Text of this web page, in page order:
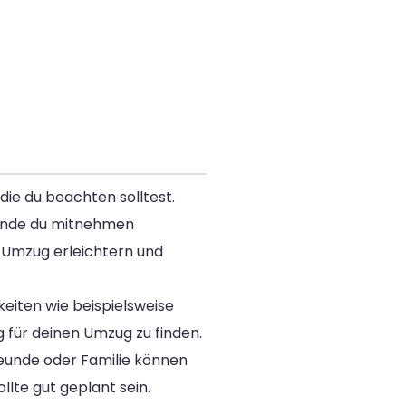
du beachten solltest.
du mitnehmen
erleichtern und
wie beispielsweise
deinen Umzug zu finden.
oder Familie können
gut geplant sein.